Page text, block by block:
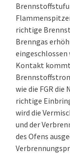
richtige
Brenngas
eingeschlossen
Kontakt
wie die FGR die
richtige
wird die
und der
des Ofens